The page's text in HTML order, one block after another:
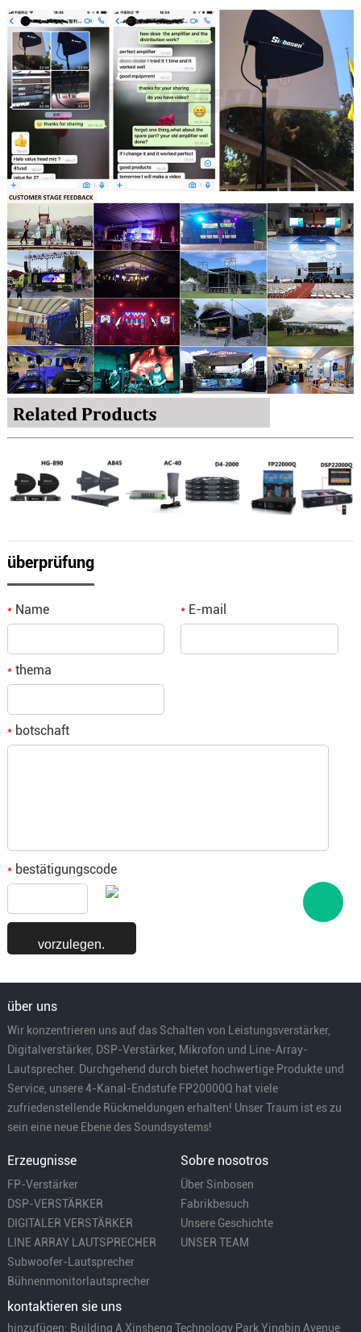
überprüfung
*Name *E-mail
*thema
*botschaft
*bestätigungscode
über uns
Wir konzentrieren uns auf das Schalten von Leistungsverstärker,
Digitalverstärker, DSP-Verstärker, Mikrofon und Line-Array-
Lautsprecher. Durchgehend durch bietet hochwertige Produkte und
Service, unsere 4-Kanal-Endstufe FP20000Q hat viele
zufriedenstellende Rückmeldungen erhalten! Unser Traum ist es zu
sein eine neue Ebene des Soundsystems!
Erzeugnisse
FP-Verstärker
DSP-VERSTÄRKER
DIGITALER VERSTÄRKER
LINE ARRAY LAUTSPRECHER
Subwoofer-Lautsprecher
Bühnenmonitorlautsprecher
Sobre nosotros
Über Sinbosen
Fabrikbesuch
Unsere Geschichte
UNSER TEAM
kontaktieren sie uns
hinzufügen: Building A Xinsheng Technology Park Yingbin Avenue